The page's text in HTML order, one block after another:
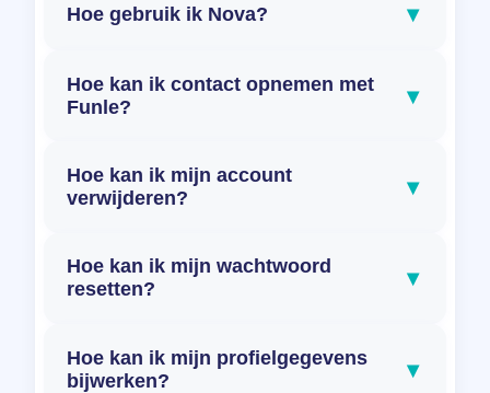
Hoe gebruik ik Nova? ▾
Hoe kan ik contact opnemen met
Funle?
▾
Hoe kan ik mijn account
verwijderen?
▾
Hoe kan ik mijn wachtwoord
resetten?
▾
Hoe kan ik mijn profielgegevens
bijwerken?
▾